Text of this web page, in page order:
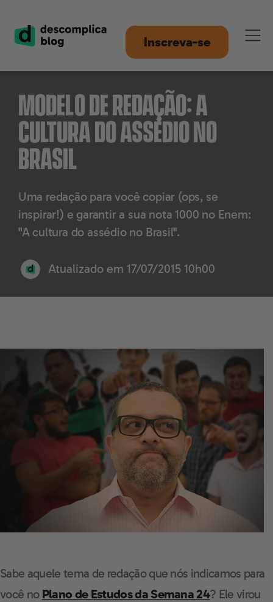
Inscreva-se
Modelo de Redação: A
cultura do assédio no
Brasil
Uma redação para você copiar (ops, se
inspirar!) e garantir a sua nota 1000 no Enem:
"A cultura do assédio no Brasil".
Atualizado em 17/07/2015 10h00
Sabe aquele tema de redação que nós indicamos para
você no Plano de Estudos da Semana 24? Ele virou